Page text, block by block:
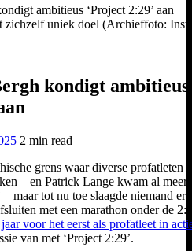
zichzelf uniek doel (Archieffoto:
kondigt ambitieus
2 min read
grens waar diverse profatleten
– en Patrick Lange kwam al
maar tot nu toe slaagde niemand
met een marathon onder de
voor het eerst als profatleet in
van met ‘Project 2:29’.